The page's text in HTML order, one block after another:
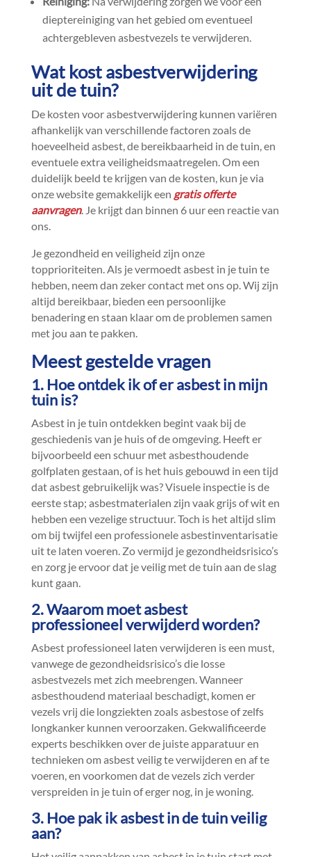
dieptereiniging van het gebied om eventueel
achtergebleven asbestvezels te verwijderen.​
Wat kost asbestverwijdering
uit de tuin?
De kosten voor asbestverwijdering kunnen variëren
afhankelijk van verschillende factoren zoals de
hoeveelheid asbest, de bereikbaarheid in de tuin, en
eventuele extra veiligheidsmaatregelen.​ Om een
duidelijk beeld te krijgen van de kosten, kun je via
onze website gemakkelijk een gratis offerte
aanvragen.​ Je krijgt dan binnen 6 uur een reactie van
ons.​
Je gezondheid en veiligheid zijn onze
topprioriteiten.​ Als je vermoedt asbest in je tuin te
hebben, neem dan zeker contact met ons op.​ Wij zijn
altijd bereikbaar, bieden een persoonlijke
benadering en staan klaar om de problemen samen
met jou aan te pakken.​
Meest gestelde vragen
1.​ Hoe ontdek ik of er asbest in mijn
tuin is?
Asbest in je tuin ontdekken begint vaak bij de
geschiedenis van je huis of de omgeving.​ Heeft er
bijvoorbeeld een schuur met asbesthoudende
golfplaten gestaan, of is het huis gebouwd in een tijd
dat asbest gebruikelijk was? Visuele inspectie is de
eerste stap; asbestmaterialen zijn vaak grijs of wit en
hebben een vezelige structuur.​ Toch is het altijd slim
om bij twijfel een professionele asbestinventarisatie
uit te laten voeren.​ Zo vermijd je gezondheidsrisico’s
en zorg je ervoor dat je veilig met de tuin aan de slag
kunt gaan.​
2.​ Waarom moet asbest
professioneel verwijderd worden?
Asbest professioneel laten verwijderen is een must,
vanwege de gezondheidsrisico’s die losse
asbestvezels met zich meebrengen.​ Wanneer
asbesthoudend materiaal beschadigt, komen er
vezels vrij die longziekten zoals asbestose of zelfs
longkanker kunnen veroorzaken.​ Gekwalificeerde
experts beschikken over de juiste apparatuur en
technieken om asbest veilig te verwijderen en af te
voeren, en voorkomen dat de vezels zich verder
verspreiden in je tuin of erger nog, in je woning.​
3.​ Hoe pak ik asbest in de tuin veilig
aan?